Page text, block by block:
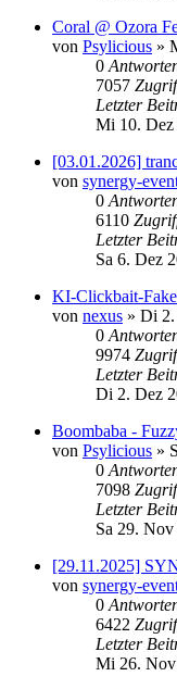
Coral @ Ozora
von Psylicious »
0
7057
Letzter
Mi 10. Dez
[03.01.2026]
von synergy-
0
6110
Letzter
Sa 6. Dez
KI-Clickbait-
von nexus » Di 2.
0
9974
Letzter
Di 2. Dez
Boombaba -
von Psylicious »
0
7098
Letzter
Sa 29.
[29.11.2025]
von synergy-
0
6422
Letzter
Mi 26.